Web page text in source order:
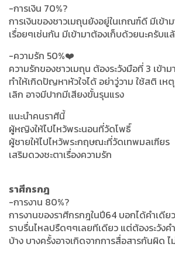
-การเงิน 70%?
การเงินของชาวเมถุนยังอยู่ในเกณฑ์ดี มีเข้า
เรื่อยๆเช่นกัน มีเข้ามาต้องเก็บด้วยนะครับแ
-ความรัก 50%❤️
ความรักของชาวเมถุน ต้องระวังมือที่ 3 เข้า
ทำให้เกิดปัญหาหัวใจได้ อย่าวู่วาม ใช้สติ เ
เลิก อาจมีปากมีเสียงขั้นรุนแรง
แนะนำคนราศีนี้
ผู้หญิงให้ไปไหว้พระนอนที่วัดโพธิ์
ผู้ชายให้ไปไหว้พระกฤษณะที่วัดเทพมลเฑียร
เสริมดวงชะตาเรื่องความรัก
ราศีกรกฎ
-การงาน 80%?
การงานของราศีกรกฎในปี64 บอกได้คำเดียว
ราบรื่นไหลปรืดๆๆเลยทีเดียว แต่ต้องระวังค
บ้าง บางครั้งอาจเกิดจากการสื่อสารกันผิด